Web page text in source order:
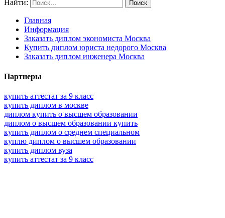
Найти:
Главная
Информация
Заказать диплом экономиста Москва
Купить диплом юриста недорого Москва
Заказать диплом инженера Москва
Партнеры
купить аттестат за 9 класс
купить диплом в москве
диплом купить о высшем образовании
диплом о высшем образовании купить
купить диплом о среднем специальном
куплю диплом о высшем образовании
купить диплом вуза
купить аттестат за 9 класс